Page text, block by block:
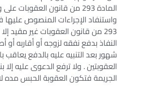
المادة 293 من قانون
293 من قانون العقوبات غير
النفاذ بدفع نفقه لزوجه أو أقاربه
شهور بعد التنبيه عليه بالدفع
العقوبتين . ولا ترفع الدعوى عليه
الجريمة فتكون العقوبة الحبس مده